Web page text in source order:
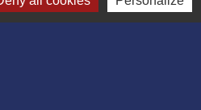
d'un dossier de